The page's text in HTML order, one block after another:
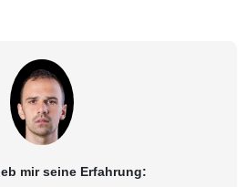
mir seine Erfahrung: